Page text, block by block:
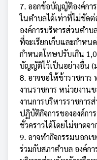
7. ออกข้อบัญญัติองค์กา
ในตำบลได้เท่าที่ไม่ขัด
องค์การบริหารส่วนตำ
ที่จะเรียกเก็บและกำห
กำหนดโทษปรับเกิน
บัญญัติไว้เป็นอย่างอื่น (
8. อาจขอให้ข้าราชการ
งานราชการ หน่วยงาน
งานการบริหารราชกา
ปฏิบัติกิจการขององค์กา
ชั่วคราวได้โดยไม่ขาดจ
9. อาจทำกิจกรรมนอกเ
ร่วมกับสภาตำบล องค์ก